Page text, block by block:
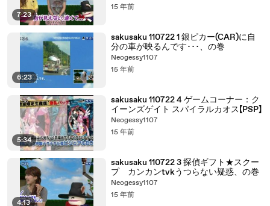
7:23
15 年前
6:23
sakusaku 110722 1 銀ピカー(CAR)に自
分の車が映るんです･･･、の巻
Neogessy1107
15 年前
5:34
sakusaku 110722 4 ゲームコーナー：ク
イーンズゲイト スパイラルカオス【PSP】
Neogessy1107
15 年前
4:13
sakusaku 110722 3 探偵ギフト★スクー
プ カンカンtvkうつらない疑惑、の巻
Neogessy1107
15 年前